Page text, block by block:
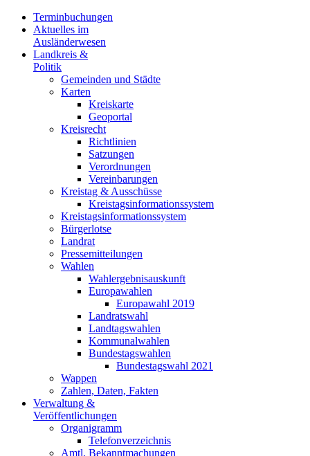
Terminbuchungen
Aktuelles im
Ausländerwesen
Landkreis &
Politik
Gemeinden und Städte
Karten
Kreiskarte
Geoportal
Kreisrecht
Richtlinien
Satzungen
Verordnungen
Vereinbarungen
Kreistag & Ausschüsse
Kreistagsinformationssystem
Kreistagsinformationssystem
Bürgerlotse
Landrat
Pressemitteilungen
Wahlen
Wahlergebnisauskunft
Europawahlen
Europawahl 2019
Landratswahl
Landtagswahlen
Kommunalwahlen
Bundestagswahlen
Bundestagswahl 2021
Wappen
Zahlen, Daten, Fakten
Verwaltung &
Veröffentlichungen
Organigramm
Telefonverzeichnis
Amtl. Bekanntmachungen